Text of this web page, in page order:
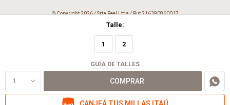
Talle:
1 2
GUÍA DE TALLES
1 COMPRAR
© Copyright 2026 / Srta Peel Ltda / Rut 216390860017